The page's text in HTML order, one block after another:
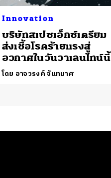
Innovation
บริษัทสเปซเอ็กซ์เตรียม
ส่งเชื้อโรคร้ายแรงสู่
อวกาศในวันวาเลนไทน์นี้
โดย อาจวรงค์ จันทมาศ